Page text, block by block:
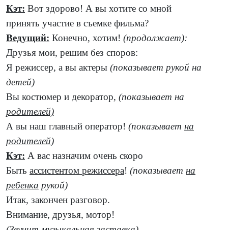
Кэт: Вот здорово! А вы хотите со мной
принять участие в съемке фильма?
Ведущий: Конечно, хотим! (продолжает):
Друзья мои, решим без споров:
Я режиссер, а вы актеры (показывает рукой на
детей)
Вы костюмер и декоратор, (показывает на
родителей)
А вы наш главный оператор! (показывает на
родителей)
Кэт: А вас назначим очень скоро
Быть ассистентом режиссера! (показывает на
ребенка рукой)
Итак, закончен разговор.
Внимание, друзья, мотор!